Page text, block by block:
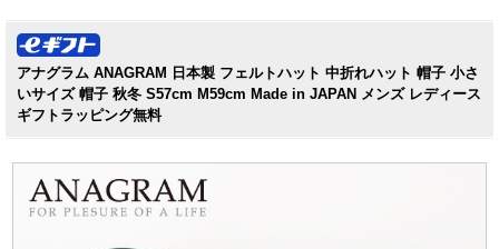
アナグラム ANAGRAM 日本製 フェルトハット 中折れハット 帽子 小さ
いサイズ 帽子 秋冬 S57cm M59cm Made in JAPAN メンズ レディース
ギフトラッピング無料